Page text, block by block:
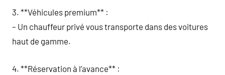
3. **Véhicules premium** :
– Un chauffeur privé vous transporte dans des voitures
haut de gamme.
4. **Réservation à l’avance** :